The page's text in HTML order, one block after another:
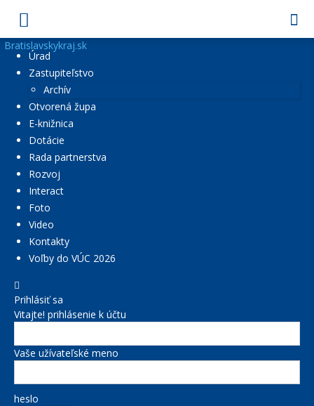
Bratislavskykraj.sk
Úrad
Zastupiteľstvo
Archív
Otvorená župa
E-knižnica
Dotácie
Rada partnerstva
Rozvoj
Interact
Foto
Video
Kontakty
Voľby do VÚC 2026
Prihlásiť sa
Vitajte! prihlásenie k účtu
Vaše užívateľské meno
heslo